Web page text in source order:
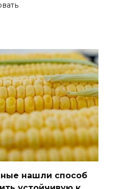
нашли способ